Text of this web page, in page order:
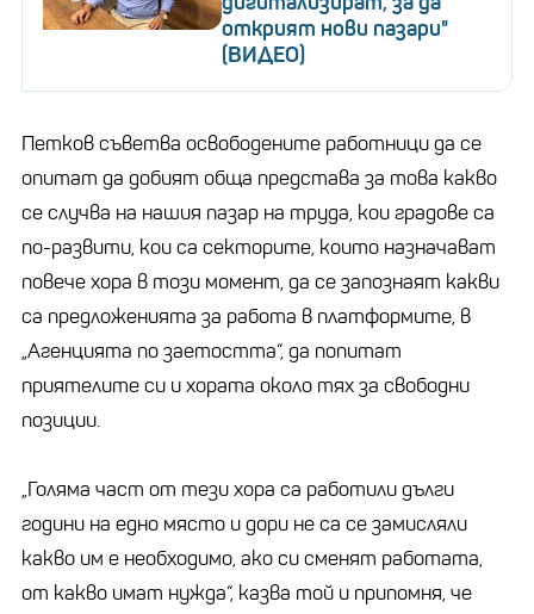
открият нови пазари"
(ВИДЕО)
Петков съветва освободените работници да се
опитат да добият обща представа за това какво
се случва на нашия пазар на труда, кои градове са
по-развити, кои са секторите, които назначават
повече хора в този момент, да се запознаят какви
са предложенията за работа в платформите, в
„Агенцията по заетостта“, да попитат
приятелите си и хората около тях за свободни
позиции.
„Голяма част от тези хора са работили дълги
години на едно място и дори не са се замисляли
какво им е необходимо, ако си сменят работата,
от какво имат нужда“, казва той и припомня, че